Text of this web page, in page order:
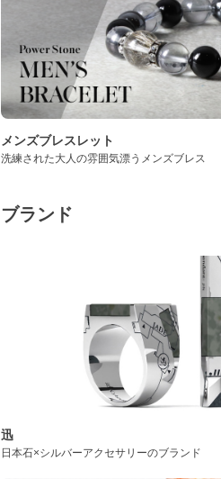
メンズブレスレット
洗練された大人の雰囲気漂うメンズブレス
ブランド
迅
日本石×シルバーアクセサリーのブランド